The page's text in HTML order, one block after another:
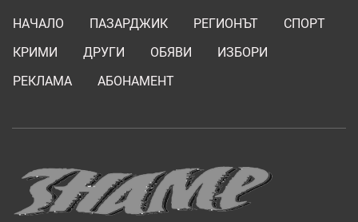
НАЧАЛО ПАЗАРДЖИК РЕГИОНЪТ
СПОРТ
КРИМИ
ДРУГИ ОБЯВИ
ИЗБОРИ
РЕКЛАМА
АБОНАМЕНТ